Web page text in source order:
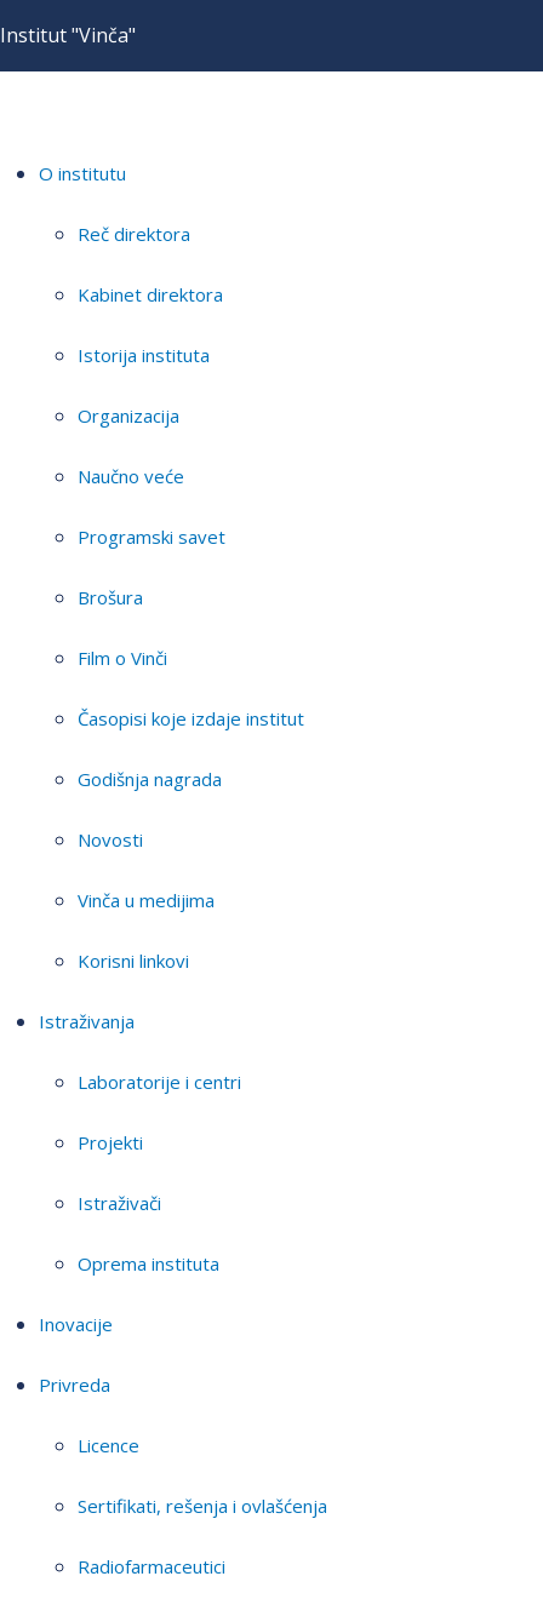
Institut "Vinča"
O institutu
Reč direktora
Kabinet direktora
Istorija instituta
Organizacija
Naučno veće
Programski savet
Brošura
Film o Vinči
Časopisi koje izdaje institut
Godišnja nagrada
Novosti
Vinča u medijima
Korisni linkovi
Istraživanja
Laboratorije i centri
Projekti
Istraživači
Oprema instituta
Inovacije
Privreda
Licence
Sertifikati, rešenja i ovlašćenja
Radiofarmaceutici